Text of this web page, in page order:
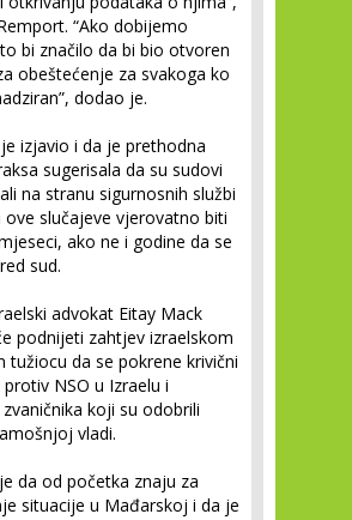
“Ako dobijemo
bi značilo da bi bio otvoren
obeštećenje za svakoga ko
dodao je.
izjavio i da je prethodna
sugerisala da su sudovi
na stranu sigurnosnih službi
ove slučajeve vjerovatno biti
ako ne i godine da se
sud.
advokat Eitay Mack
podnijeti zahtjev izraelskom
tužiocu da se pokrene krivični
NSO u Izraelu i
koji su odobrili
vladi.
da od početka znaju za
situacije u Mađarskoj i da je